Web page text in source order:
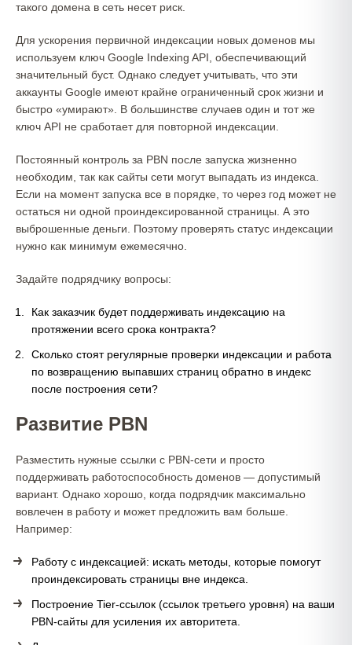
такого домена в сеть несет риск.
Для ускорения первичной индексации новых доменов мы
используем ключ Google Indexing API, обеспечивающий
значительный буст. Однако следует учитывать, что эти
аккаунты Google имеют крайне ограниченный срок жизни и
быстро «умирают». В большинстве случаев один и тот же
ключ API не cработает для повторной индексации.
Постоянный контроль за PBN после запуска жизненно
необходим, так как сайты сети могут выпадать из индекса.
Если на момент запуска все в порядке, то через год может не
остаться ни одной проиндексированной страницы. А это
выброшенные деньги. Поэтому проверять статус индексации
нужно как минимум ежемесячно.
Задайте подрядчику вопросы:
Как заказчик будет поддерживать индексацию на
протяжении всего срока контракта?
Сколько стоят регулярные проверки индексации и работа
по возвращению выпавших страниц обратно в индекс
после построения сети?
Развитие PBN
Разместить нужные ссылки с PBN-сети и просто
поддерживать работоспособность доменов — допустимый
вариант. Однако хорошо, когда подрядчик максимально
вовлечен в работу и может предложить вам больше.
Например:
Работу с индексацией: искать методы, которые помогут
проиндексировать страницы вне индекса.
Построение Tier-ссылок (ссылок третьего уровня) на ваши
PBN-сайты для усиления их авторитета.